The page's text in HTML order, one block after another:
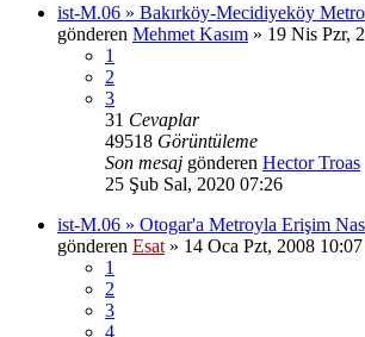
ist-M.06 » Bakırköy-Mecidiyeköy
gönderen Mehmet Kasım » 19 Nis Pzr,
1
2
3
31 Cevaplar
49518 Görüntüleme
Son mesaj gönderen Hector Troas
25 Şub Sal, 2020 07:26
ist-M.06 » Otogar'a Metroyla Erişim
gönderen Esat » 14 Oca Pzt, 2008 10:07
1
2
3
4